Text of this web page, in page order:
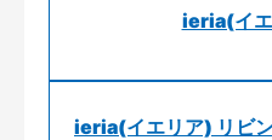
ieria(イ
ieria(イエリア) リビ